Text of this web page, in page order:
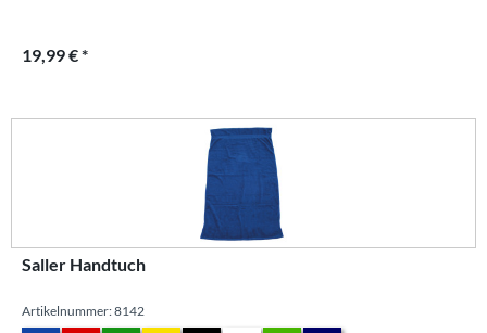
19,99 € *
Saller Handtuch
Artikelnummer: 8142